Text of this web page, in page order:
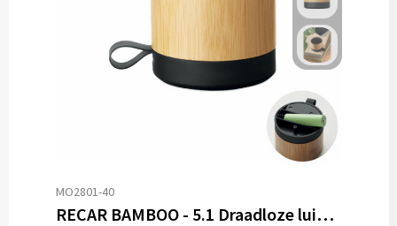
MO2801-40
RECAR BAMBOO - 5.1 Draadloze luidspreker